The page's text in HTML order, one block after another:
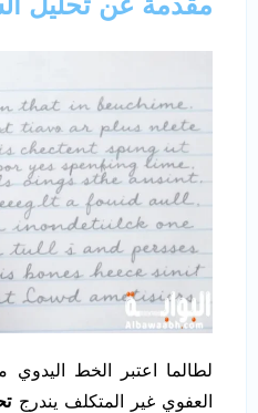
لطالما اعتبر الخط اليدوي
العفوي غير المتكلف يندرج